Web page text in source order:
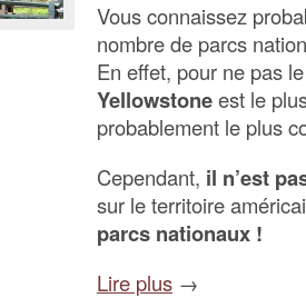
Vous connaissez
nombre de parcs
En effet, pour ne pas
Yellowstoneest le
probablement le plus
Cependant, il n’est
sur le territoire
parcs nationaux !
Lire plus →